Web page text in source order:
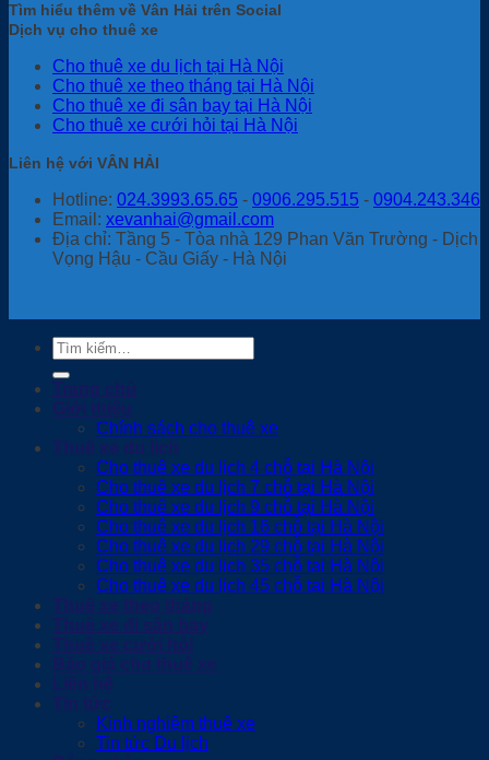
Tìm hiểu thêm về Vân Hải trên Social
Dịch vụ cho thuê xe
Cho thuê xe du lịch tại Hà Nội
Cho thuê xe theo tháng tại Hà Nội
Cho thuê xe đi sân bay tại Hà Nội
Cho thuê xe cưới hỏi tại Hà Nội
Liên hệ với VÂN HẢI
Hotline: 024.3993.65.65 - 0906.295.515 - 0904.243.346
Email: xevanhai@gmail.com
Địa chỉ: Tầng 5 - Tòa nhà 129 Phan Văn Trường - Dịch
Vọng Hậu - Cầu Giấy - Hà Nội
Tìm
kiếm:
Trang chủ
Giới thiệu
Chính sách cho thuê xe
Thuê xe du lịch
Cho thuê xe du lịch 4 chỗ tại Hà Nội
Cho thuê xe du lịch 7 chỗ tại Hà Nội
Cho thuê xe du lịch 9 chỗ tại Hà Nội
Cho thuê xe du lịch 16 chỗ tại Hà Nội
Cho thuê xe du lịch 29 chỗ tại Hà Nội
Cho thuê xe du lịch 35 chỗ tại Hà Nội
Cho thuê xe du lịch 45 chỗ tại Hà Nội
Thuê xe theo tháng
Thuê xe đi sân bay
Thuê xe cưới hỏi
Báo giá cho thuê xe
Liên hệ
Tin tức
Kinh nghiệm thuê xe
Tin tức Du lịch